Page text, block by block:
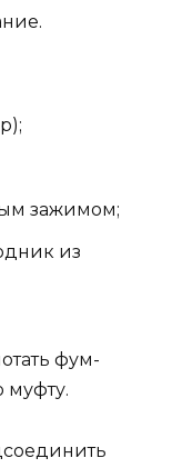
зажимом;
из
фум-
муфту.